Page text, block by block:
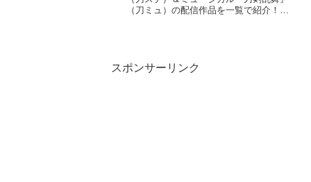
（刀ミュ）の配信作品を一覧で紹介！独
存版ガイドです。
スポンサーリンク